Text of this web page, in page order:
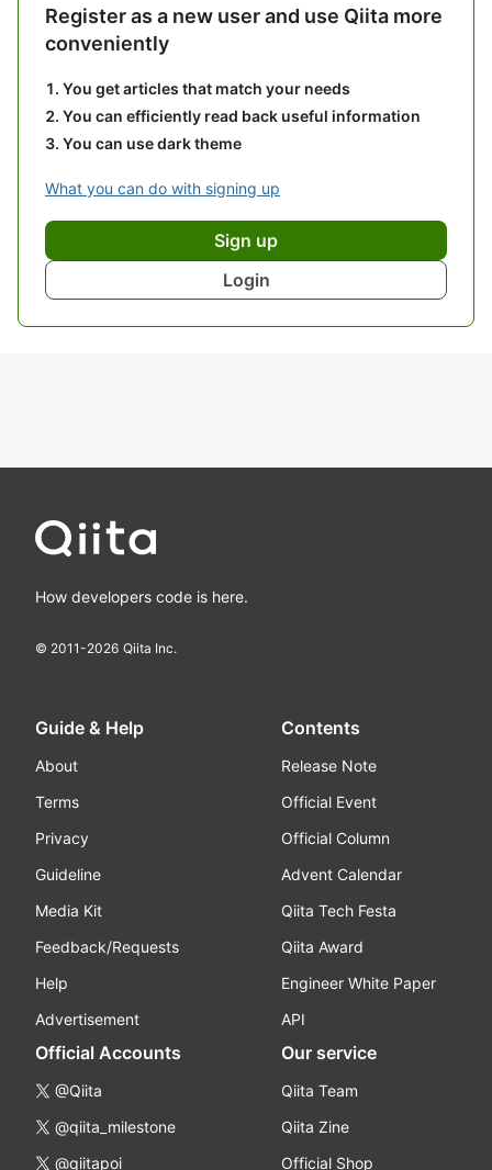
Register as a new user and use Qiita more
conveniently
You get articles that match your needs
You can efficiently read back useful information
You can use dark theme
What you can do with signing up
Sign up
Login
How developers code is here.
© 2011-2026 Qiita Inc.
Guide & Help
About
Terms
Privacy
Guideline
Media Kit
Feedback/Requests
Help
Advertisement
Contents
Release Note
Official Event
Official Column
Advent Calendar
Qiita Tech Festa
Qiita Award
Engineer White Paper
API
Official Accounts
@Qiita
@qiita_milestone
@qiitapoi
Our service
Qiita Team
Qiita Zine
Official Shop